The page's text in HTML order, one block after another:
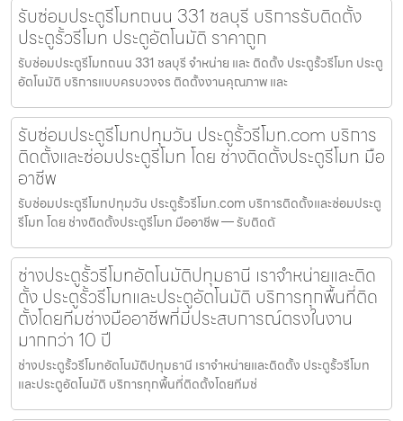
รับซ่อมประตูรีโมทถนน 331 ชลบุรี บริการรับติดตั้ง
ประตูรั้วรีโมท ประตูอัตโนมัติ ราคาถูก
รับซ่อมประตูรีโมทถนน 331 ชลบุรี จำหน่าย และ ติดตั้ง ประตูรั้วรีโมท ประตู
อัตโนมัติ บริการแบบครบวงจร ติดตั้งงานคุณภาพ และ
รับซ่อมประตูรีโมทปทุมวัน ประตูรั้วรีโมท.com บริการ
ติดตั้งและซ่อมประตูรีโมท โดย ช่างติดตั้งประตูรีโมท มือ
อาชีพ
รับซ่อมประตูรีโมทปทุมวัน ประตูรั้วรีโมท.com บริการติดตั้งและซ่อมประตู
รีโมท โดย ช่างติดตั้งประตูรีโมท มืออาชีพ — รับติดตั
ช่างประตูรั้วรีโมทอัตโนมัติปทุมธานี เราจำหน่ายและติด
ตั้ง ประตูรั้วรีโมทและประตูอัตโนมัติ บริการทุกพื้นที่ติด
ตั้งโดยทีมช่างมืออาชีพที่มีประสบการณ์ตรงในงาน
มากกว่า 10 ปี
ช่างประตูรั้วรีโมทอัตโนมัติปทุมธานี เราจำหน่ายและติดตั้ง ประตูรั้วรีโมท
และประตูอัตโนมัติ บริการทุกพื้นที่ติดตั้งโดยทีมช่